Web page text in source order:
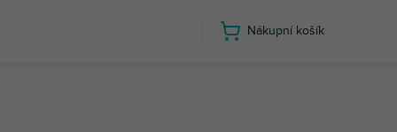
Nákupní košík